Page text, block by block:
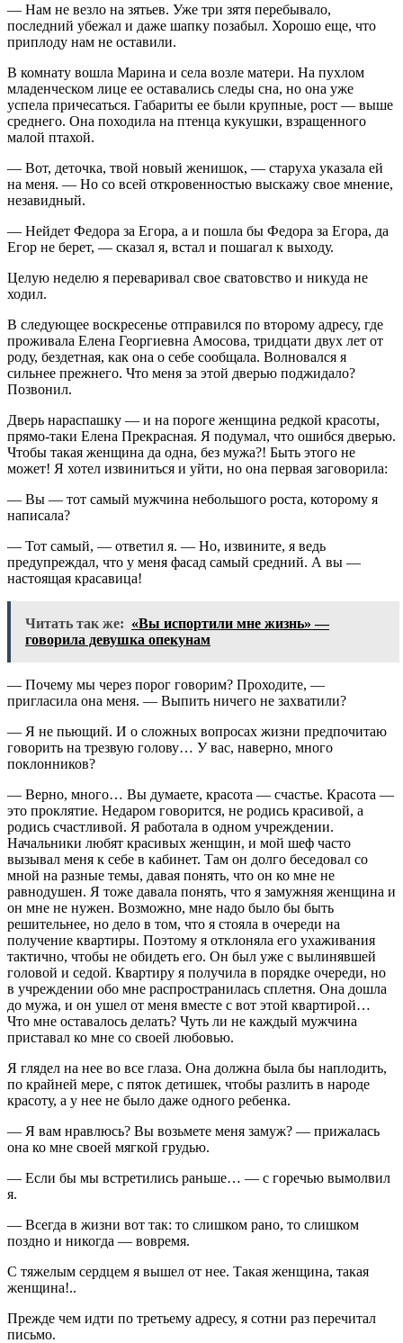
— Нам не везло на зятьев. Уже три зятя перебывало,
последний убежал и даже шапку позабыл. Хорошо еще, что
приплоду нам не оставили.
В комнату вошла Марина и села возле матери. На пухлом
младенческом лице ее оставались следы сна, но она уже
успела причесаться. Габариты ее были крупные, рост — выше
среднего. Она походила на птенца кукушки, взращенного
малой птахой.
— Вот, деточка, твой новый женишок, — старуха указала ей
на меня. — Но со всей откровенностью выскажу свое мнение,
незавидный.
— Нейдет Федора за Егора, а и пошла бы Федора за Егора, да
Егор не берет, — сказал я, встал и пошагал к выходу.
Целую неделю я переваривал свое сватовство и никуда не
ходил.
В следующее воскресенье отправился по второму адресу, где
проживала Елена Георгиевна Амосова, тридцати двух лет от
роду, бездетная, как она о себе сообщала. Волновался я
сильнее прежнего. Что меня за этой дверью поджидало?
Позвонил.
Дверь нараспашку — и на пороге женщина редкой красоты,
прямо-таки Елена Прекрасная. Я подумал, что ошибся дверью.
Чтобы такая женщина да одна, без мужа?! Быть этого не
может! Я хотел извиниться и уйти, но она первая заговорила:
— Вы — тот самый мужчина небольшого роста, которому я
написала?
— Тот самый, — ответил я. — Но, извините, я ведь
предупреждал, что у меня фасад самый средний. А вы —
настоящая красавица!
Читать так же: «Вы испортили мне жизнь» —
говорила девушка опекунам
— Почему мы через порог говорим? Проходите, —
пригласила она меня. — Выпить ничего не захватили?
— Я не пьющий. И о сложных вопросах жизни предпочитаю
говорить на трезвую голову… У вас, наверно, много
поклонников?
— Верно, много… Вы думаете, красота — счастье. Красота —
это проклятие. Недаром говорится, не родись красивой, а
родись счастливой. Я работала в одном учреждении.
Начальники любят красивых женщин, и мой шеф часто
вызывал меня к себе в кабинет. Там он долго беседовал со
мной на разные темы, давая понять, что он ко мне не
равнодушен. Я тоже давала понять, что я замужняя женщина и
он мне не нужен. Возможно, мне надо было бы быть
решительнее, но дело в том, что я стояла в очереди на
получение квартиры. Поэтому я отклоняла его ухаживания
тактично, чтобы не обидеть его. Он был уже с вылинявшей
головой и седой. Квартиру я получила в порядке очереди, но
в учреждении обо мне распространилась сплетня. Она дошла
до мужа, и он ушел от меня вместе с вот этой квартирой…
Что мне оставалось делать? Чуть ли не каждый мужчина
приставал ко мне со своей любовью.
Я глядел на нее во все глаза. Она должна была бы наплодить,
по крайней мере, с пяток детишек, чтобы разлить в народе
красоту, а у нее не было даже одного ребенка.
— Я вам нравлюсь? Вы возьмете меня замуж? — прижалась
она ко мне своей мягкой грудью.
— Если бы мы встретились раньше… — с горечью вымолвил
я.
— Всегда в жизни вот так: то слишком рано, то слишком
поздно и никогда — вовремя.
С тяжелым сердцем я вышел от нее. Такая женщина, такая
женщина!..
Прежде чем идти по третьему адресу, я сотни раз перечитал
письмо.